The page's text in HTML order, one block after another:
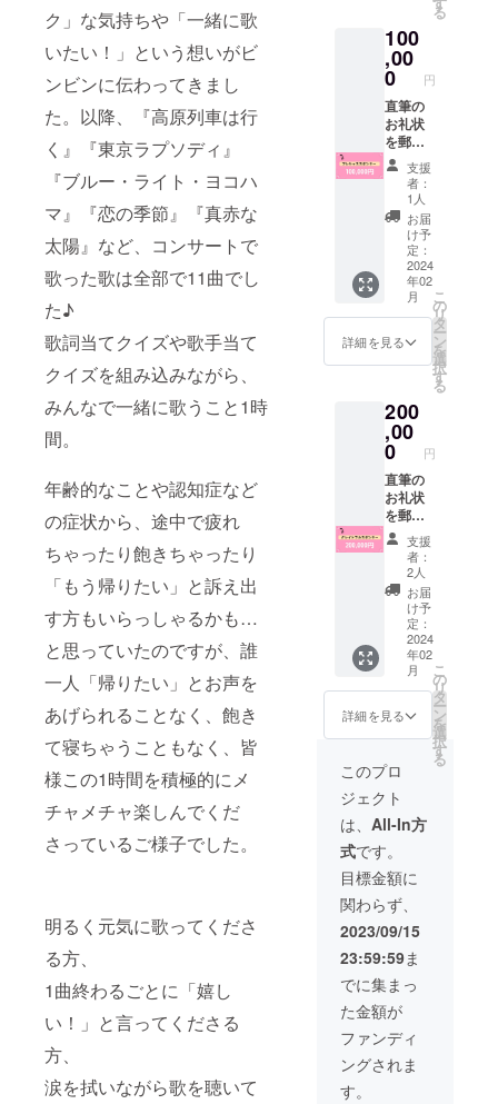
ク」な気持ちや「一緒に歌
いたい！」という想いがビ
ンビンに伝わってきまし
た。以降、『高原列車は行
く』『東京ラプソディ』
『ブルー・ライト・ヨコハ
マ』『恋の季節』『真赤な
太陽』など、コンサートで
歌った歌は全部で11曲でし
た♪
歌詞当てクイズや歌手当て
クイズを組み込みながら、
みんなで一緒に歌うこと1時
間。
年齢的なことや認知症など
の症状から、途中で疲れ
ちゃったり飽きちゃったり
「もう帰りたい」と訴え出
す方もいらっしゃるかも…
と思っていたのですが、誰
一人「帰りたい」とお声を
あげられることなく、飽き
て寝ちゃうこともなく、皆
様この1時間を積極的にメ
チャメチャ楽しんでくだ
さっているご様子でした。
明るく元気に歌ってくださ
る方、
1曲終わるごとに「嬉し
い！」と言ってくださる
方、
涙を拭いながら歌を聴いて
あなたやあ
なたの大切
な人の Living
Proof（生き
ている証）
をカタチに
するお手伝
いをしてい
ツアー
の活動
報告
（コン
サート
の内
容、お
客様の
様子や
ご感
想、出
演者の
インタ
ビュー
などの
レポー
トを
PDFに
と４月
にメー
ルでお
送りし
ます。
※本プロ
ジェク
トへの
支援金
の「領
収書」
が必要
な方が
いらっ
しゃい
ました
ら、備
考欄に
望】と
ご入力
くださ
いま
せ。
す。
（本プ
ロジェ
クトに
ご支援
くだ
さった
方以外
に無断
で公開
するこ
とはお
控えく
ださい
せ。）
また、
その後
のコン
サート
の活動
報告
（コン
サート
の内
容、お
客様の
様子や
ご感
想、出
演者の
インタ
ビュー
などの
レポー
トを
PDFに
て）を
令和６
年２月
と４月
にメー
ルでお
送りし
ます。
※活動報
告レ
ポート
に『ス
ペシャ
ルサ
ポー
ター』
として
お名前
を掲載
（文字
のみ）
る
100
,00
0 円
直筆の
お礼状
を郵便
ご送
付。コ
ンサー
トツ
アーの
活動報
告（コ
ンサー
トの内
容、お
客様の
様子や
ご感
演者の
インタ
ビュー
などの
レポー
トを
PDFに
て）
と、コ
ンサー
トの演
奏シー
ンや会
場の様
子など
を収め
た編集
動画
（30分
程度）
の視聴
用URL
を、令
和６年
２月と
４月に
メール
でお送
りしま
す。
（本プ
ロジェ
クトに
ご支援
くだ
さった
方以外
に無断
支援
者：
1人
お届
け予
定：
2024
年02
月
詳細を見る
こ
の
リ
タ
ー
ン
を
選
択
す
る
200
,00
0 円
直筆の
お礼状
を郵便
ご送
付。コ
ンサー
トツ
アーの
活動報
告（コ
ンサー
トの内
容、お
客様の
様子や
ご感
想、出
演者の
インタ
ビュー
などの
レポー
トを
PDFに
て）
と、コ
ンサー
トの演
奏シー
ンや会
場の様
子、施
設の
方々の
支援
者：
2人
お届
け予
定：
2024
年02
月
詳細を見る
こ
の
リ
タ
ー
ン
を
選
択
す
る
このプロ
ジェクト
は、 All-In方
式です。
目標金額に
関わらず、
2023/09/15
23:59:59ま
でに集まっ
た金額が
ファンディ
ングされま
す。